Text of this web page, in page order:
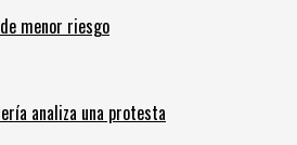
menor riesgo
analiza una protesta